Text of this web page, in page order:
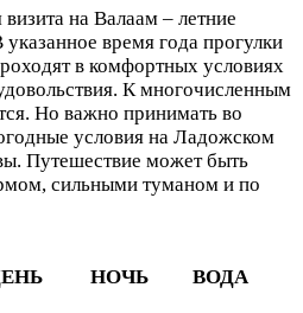
на Валаам – летние
время года прогулки
в комфортных условиях
К многочисленным
Но важно принимать во
условия на Ладожском
Путешествие может быть
сильными туманом и по
НОЧЬ ВОДА